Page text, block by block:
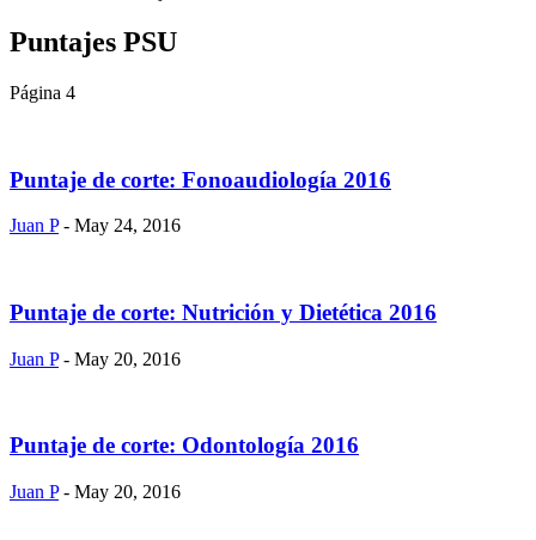
Puntajes PSU
Página 4
Puntaje de corte: Fonoaudiología 2016
Juan P - May 24, 2016
Puntaje de corte: Nutrición y Dietética 2016
Juan P - May 20, 2016
Puntaje de corte: Odontología 2016
Juan P - May 20, 2016